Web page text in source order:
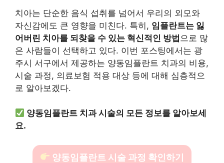
치아는 단순한 음식 섭취를 넘어서 우리의 외모와
자신감에도 큰 영향을 미친다. 특히, 임플란트는 잃
어버린 치아를 되찾을 수 있는 혁신적인 방법 으로 많
은 사람들이 선택하고 있다. 이번 포스팅에서는 광
주시 서구에서 제공하는 양동임플란트 치과의 비용,
시술 과정, 의료보험 적용 대상 등에 대해 심층적으
로 알아보겠다.
양동임플란트 치과 시술의 모든 정보를 알아보세
요.
양동임플란트 시술 과정 확인하기